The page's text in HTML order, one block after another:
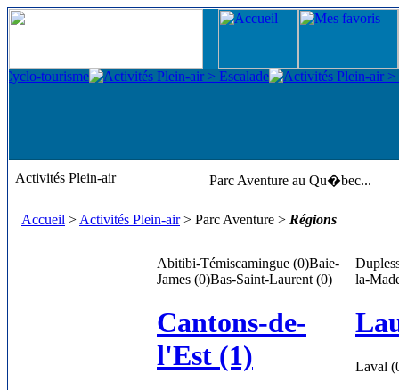
Activités Plein-air Parc Aventure au Qu�bec...
Accueil > Activités Plein-air> Parc Aventure > Régions
Abitibi-Témiscamingue (0)Baie-
James (0)Bas-Saint-Laurent (0)
Cantons-de-
l'Est (1)
la-
Laval